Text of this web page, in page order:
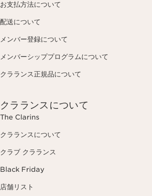
お支払方法について
配送について
メンバー登録について
メンバーシッププログラムについて
クラランス正規品について
クラランスについて
The Clarins
クラランスについて
クラブ クラランス
Black Friday
店舗リスト